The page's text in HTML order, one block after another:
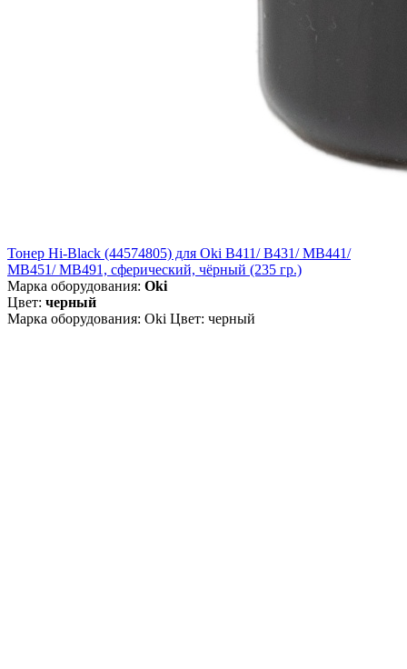
Тонер Hi-Black (44574805) для Oki B411/ B431/ MB441/
MB451/ MB491, сферический, чёрный (235 гр.)
Марка оборудования: Oki
Цвет: черный
Марка оборудования: Oki Цвет: черный